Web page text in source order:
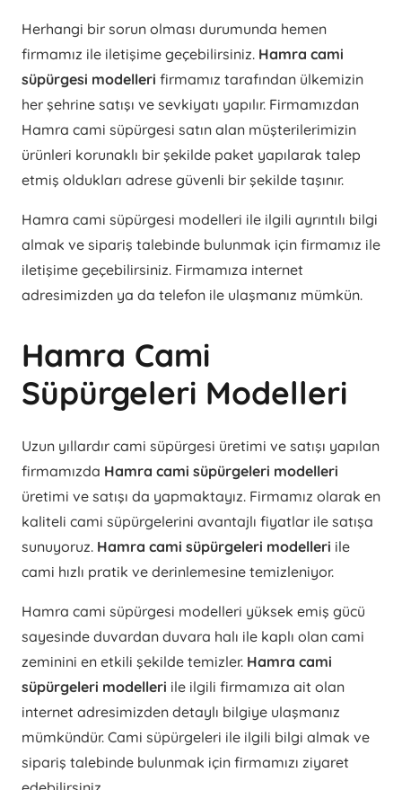
Herhangi bir sorun olması durumunda hemen
firmamız ile iletişime geçebilirsiniz. Hamra cami
süpürgesi modelleri firmamız tarafından ülkemizin
her şehrine satışı ve sevkiyatı yapılır. Firmamızdan
Hamra cami süpürgesi satın alan müşterilerimizin
ürünleri korunaklı bir şekilde paket yapılarak talep
etmiş oldukları adrese güvenli bir şekilde taşınır.
Hamra cami süpürgesi modelleri ile ilgili ayrıntılı bilgi
almak ve sipariş talebinde bulunmak için firmamız ile
iletişime geçebilirsiniz. Firmamıza internet
adresimizden ya da telefon ile ulaşmanız mümkün.
Hamra Cami
Süpürgeleri Modelleri
Uzun yıllardır cami süpürgesi üretimi ve satışı yapılan
firmamızda Hamra cami süpürgeleri modelleri
üretimi ve satışı da yapmaktayız. Firmamız olarak en
kaliteli cami süpürgelerini avantajlı fiyatlar ile satışa
sunuyoruz. Hamra cami süpürgeleri modelleri ile
cami hızlı pratik ve derinlemesine temizleniyor.
Hamra cami süpürgesi modelleri yüksek emiş gücü
sayesinde duvardan duvara halı ile kaplı olan cami
zeminini en etkili şekilde temizler. Hamra cami
süpürgeleri modelleri ile ilgili firmamıza ait olan
internet adresimizden detaylı bilgiye ulaşmanız
mümkündür. Cami süpürgeleri ile ilgili bilgi almak ve
sipariş talebinde bulunmak için firmamızı ziyaret